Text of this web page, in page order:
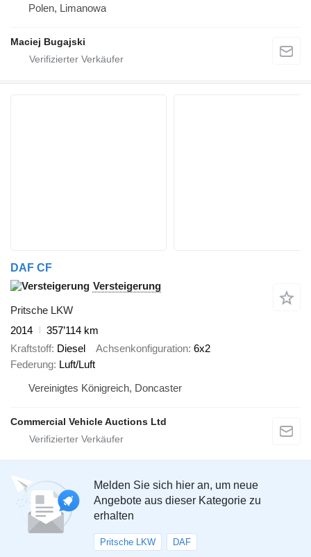
Polen, Limanowa
Maciej Bugajski
DAF CF
Versteigerung
Pritsche LKW
2014
357’114 km
Kraftstoff Diesel Achsenkonfiguration 6x2
Federung Luft/Luft
Vereinigtes Königreich, Doncaster
Commercial Vehicle Auctions Ltd
Melden Sie sich hier an, um neue
Angebote aus dieser Kategorie zu
erhalten
Pritsche LKW DAF